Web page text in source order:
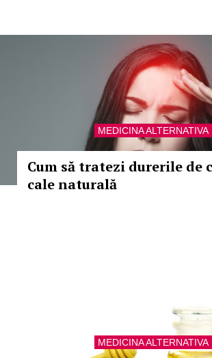
MEDICINA ALTERNATIVA
Cum să tratezi durerile de
cale naturală
MEDICINA ALTERNATIVA